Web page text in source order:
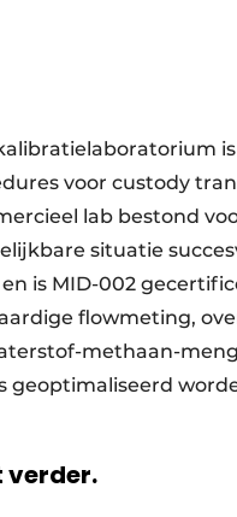
voor custody
lab bestond
situatie
is MID-002
flowmeting,
methaan-
geoptimaliseerd
verder.